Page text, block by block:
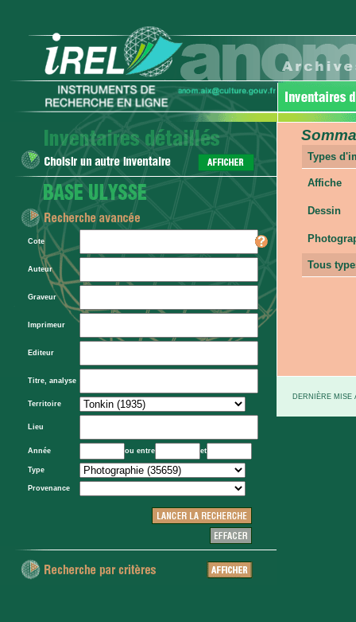
Cote
Auteur
Graveur
Imprimeur
Editeur
Titre, analyse
Territoire
Lieu
Année ou entre et
Type
Provenance
Types
Affiche
Dessin
Tous
DERNIÈRE MISE